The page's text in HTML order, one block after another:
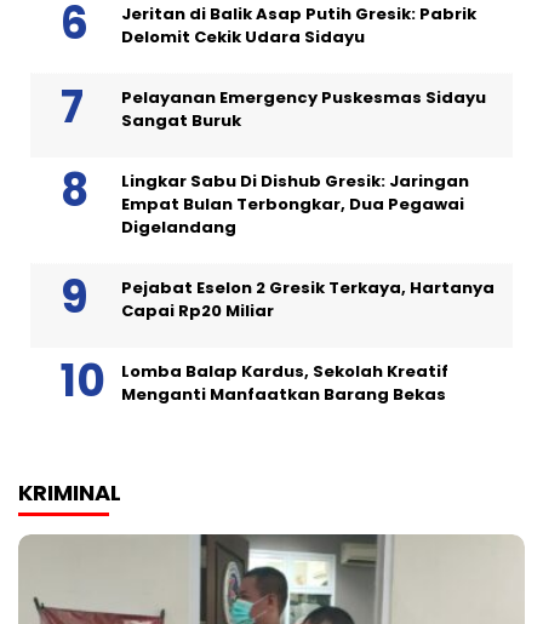
Jeritan di Balik Asap Putih Gresik: Pabrik
Delomit Cekik Udara Sidayu
Pelayanan Emergency Puskesmas Sidayu
Sangat Buruk
Lingkar Sabu Di Dishub Gresik: Jaringan
Empat Bulan Terbongkar, Dua Pegawai
Digelandang
Pejabat Eselon 2 Gresik Terkaya, Hartanya
Capai Rp20 Miliar
Lomba Balap Kardus, Sekolah Kreatif
Menganti Manfaatkan Barang Bekas
KRIMINAL